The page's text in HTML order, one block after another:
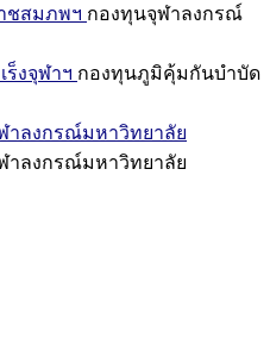
ชสมภพฯ กองทุนจุฬาลงกรณ์
งจุฬาฯ กองทุนภูมิคุ้มกันบำบัด
าลงกรณ์มหาวิทยาลัย
าลงกรณ์มหาวิทยาลัย